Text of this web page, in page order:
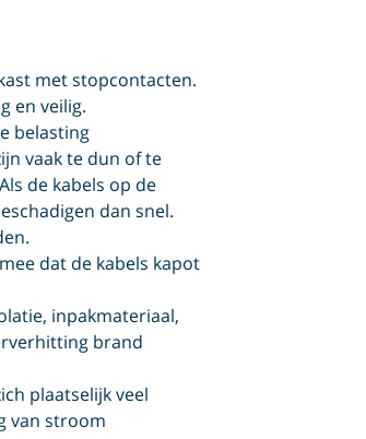
met stopcontacten.
en veilig.
belasting
vaak te dun of te
de kabels op de
dan snel.
dat de kabels kapot
inpakmateriaal,
brand
plaatselijk veel
van stroom